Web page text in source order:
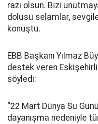
razı olsun. Bizi
dolusu selamlar,
konuştu.
EBB Başkanı Yılmaz
destek veren
söyledi:
“22 Mart Dünya Su
dayanışma nedeniyle